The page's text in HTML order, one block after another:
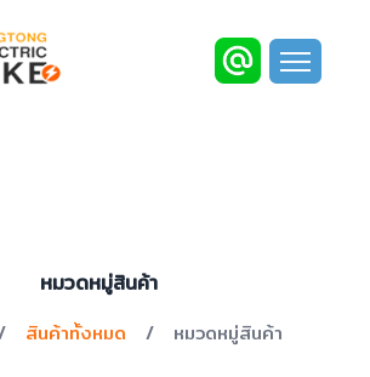
หมวดหมู่สินค้า
สินค้าทั้งหมด / หมวดหมู่สินค้า